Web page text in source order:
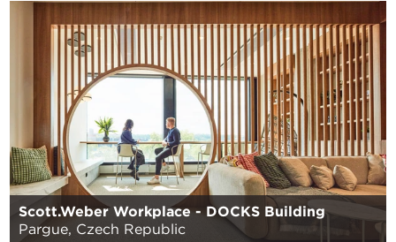
Scott.Weber Workplace - DOCKS Building
Pargue, Czech Republic